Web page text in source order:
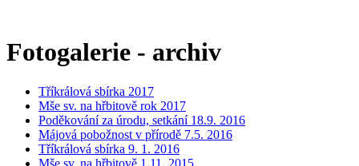
Fotogalerie - archiv
Tříkrálová sbírka 2017
Mše sv. na hřbitově rok 2017
Poděkování za úrodu, setkání 18.9. 2016
Májová pobožnost v přírodě 7.5. 2016
Tříkrálová sbírka 9. 1. 2016
Mše sv. na hřbitově 1.11. 2015